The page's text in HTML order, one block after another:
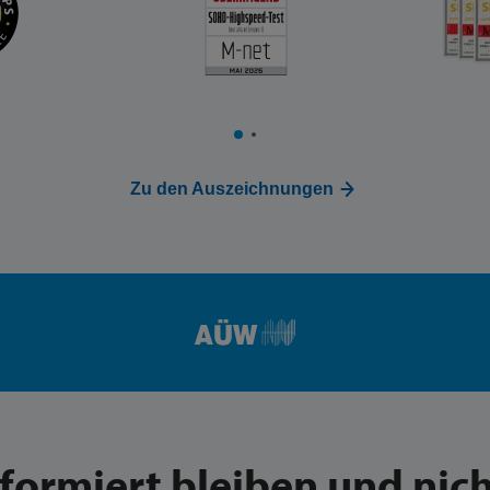
Zu den Auszeichnungen